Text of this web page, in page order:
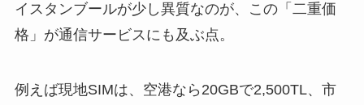
イスタンブールが少し異質なのが、この「二重価
格」が通信サービスにも及ぶ点。
例えば現地SIMは、空港なら20GBで2,500TL、市